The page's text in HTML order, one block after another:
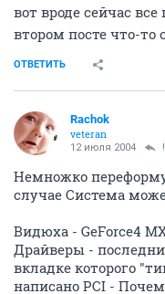
вот вроде сейчас
втором посте что-то
ОТВЕТИТЬ
Rachok
veteran
12 июля 2004
Немножко
случае Система
Видюха - GeForce4
Драйверы -
вкладке которого
написано PCI -